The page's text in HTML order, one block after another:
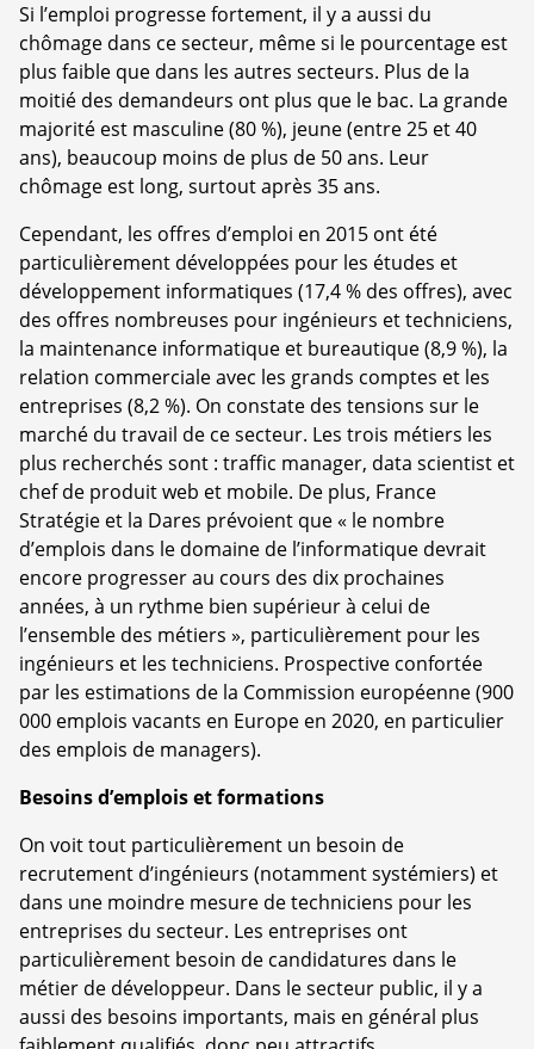
Si l’emploi progresse fortement, il y a aussi du
chômage dans ce secteur, même si le pourcentage est
plus faible que dans les autres secteurs. Plus de la
moitié des demandeurs ont plus que le bac. La grande
majorité est masculine (80 %), jeune (entre 25 et 40
ans), beaucoup moins de plus de 50 ans. Leur
chômage est long, surtout après 35 ans.
Cependant, les offres d’emploi en 2015 ont été
particulièrement développées pour les études et
développement informatiques (17,4 % des offres), avec
des offres nombreuses pour ingénieurs et techniciens,
la maintenance informatique et bureautique (8,9 %), la
relation commerciale avec les grands comptes et les
entreprises (8,2 %). On constate des tensions sur le
marché du travail de ce secteur. Les trois métiers les
plus recherchés sont : traffic manager, data scientist et
chef de produit web et mobile. De plus, France
Stratégie et la Dares prévoient que « le nombre
d’emplois dans le domaine de l’informatique devrait
encore progresser au cours des dix prochaines
années, à un rythme bien supérieur à celui de
l’ensemble des métiers », particulièrement pour les
ingénieurs et les techniciens. Prospective confortée
par les estimations de la Commission européenne (900
000 emplois vacants en Europe en 2020, en particulier
des emplois de managers).
Besoins d’emplois et formations
On voit tout particulièrement un besoin de
recrutement d’ingénieurs (notamment systémiers) et
dans une moindre mesure de techniciens pour les
entreprises du secteur. Les entreprises ont
particulièrement besoin de candidatures dans le
métier de développeur. Dans le secteur public, il y a
aussi des besoins importants, mais en général plus